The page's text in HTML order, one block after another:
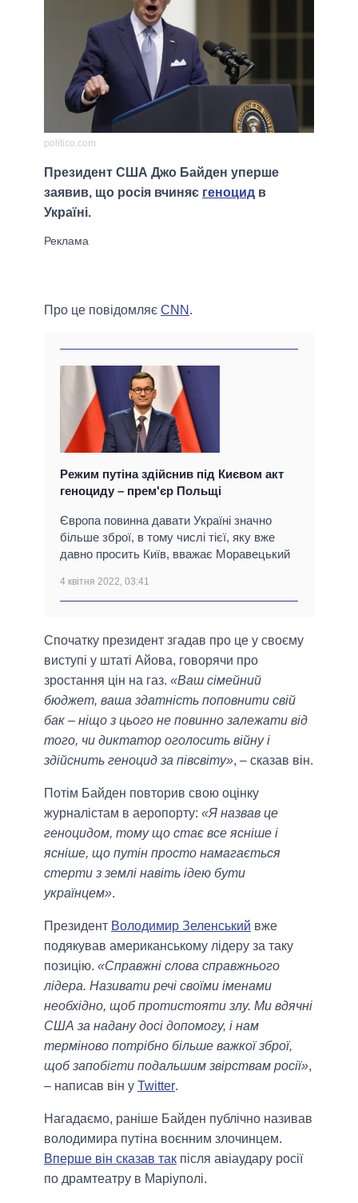
politico.com
Президент США Джо Байден уперше
заявив, що росія вчиняє геноцид в
Україні.
Про це повідомляє CNN .
Режим путіна здійснив під Києвом акт
геноциду – прем'єр Польщі
Європа повинна давати Україні значно
більше зброї, в тому числі тієї, яку вже
давно просить Київ, вважає Моравецький
4 квітня 2022, 03:41
Спочатку президент згадав про це у своєму
виступі у штаті Айова, говорячи про
зростання цін на газ. «Ваш сімейний
бюджет, ваша здатність поповнити свій
бак – ніщо з цього не повинно залежати від
того, чи диктатор оголосить війну і
здійснить геноцид за півсвіту», – сказав він.
Потім Байден повторив свою оцінку
журналістам в аеропорту: «Я назвав це
геноцидом, тому що стає все ясніше і
ясніше, що путін просто намагається
стерти з землі навіть ідею бути
українцем».
Президент Володимир Зеленський вже
подякував американському лідеру за таку
позицію. «Справжні слова справжнього
лідера. Називати речі своїми іменами
необхідно, щоб протистояти злу. Ми вдячні
США за надану досі допомогу, і нам
терміново потрібно більше важкої зброї,
щоб запобігти подальшим звірствам росії»,
– написав він у Twitter.
Нагадаємо, раніше Байден публічно називав
володимира путіна воєнним злочинцем.
Вперше він сказав так після авіаудару росії
по драмтеатру в Маріуполі.